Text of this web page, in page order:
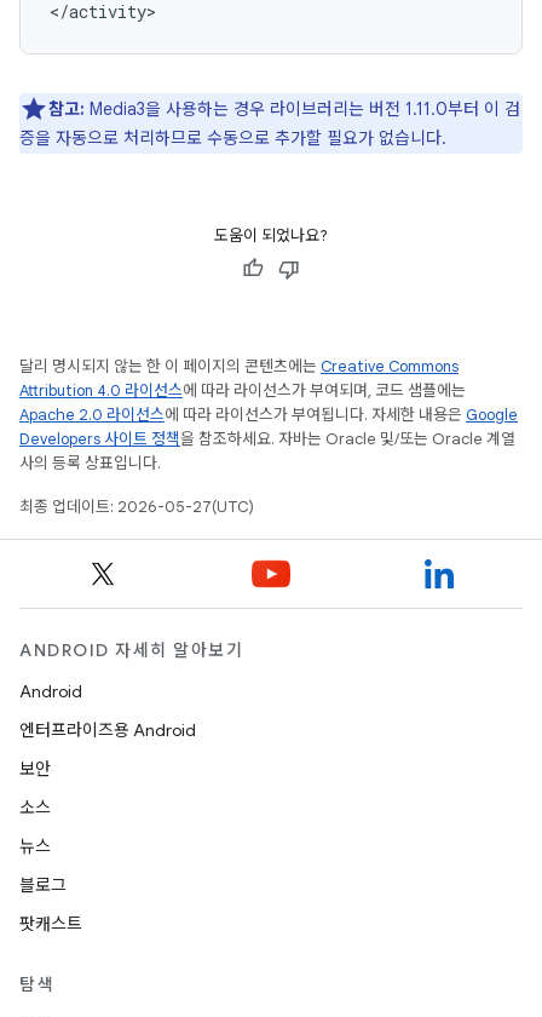
참고: Media3을 사용하는 경우 라이브러리는 버전 1.11.0부터 이 검
증을 자동으로 처리하므로 수동으로 추가할 필요가 없습니다.
도움이 되었나요?
달리 명시되지 않는 한 이 페이지의 콘텐츠에는 Creative Commons
Attribution 4.0 라이선스에 따라 라이선스가 부여되며, 코드 샘플에는
Apache 2.0 라이선스에 따라 라이선스가 부여됩니다. 자세한 내용은 Google
Developers 사이트 정책을 참조하세요. 자바는 Oracle 및/또는 Oracle 계열
사의 등록 상표입니다.
최종 업데이트: 2026-05-27(UTC)
ANDROID 자세히 알아보기
Android
엔터프라이즈용 Android
보안
소스
뉴스
블로그
팟캐스트
탐색